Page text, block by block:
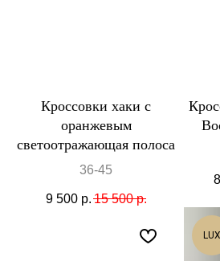
Кроссовки хаки с
оранжевым
светоотражающая полоса
36-45
9 500 р. 15 500 р.
LUX